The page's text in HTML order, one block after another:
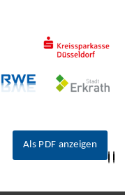
Als PDF anzeigen